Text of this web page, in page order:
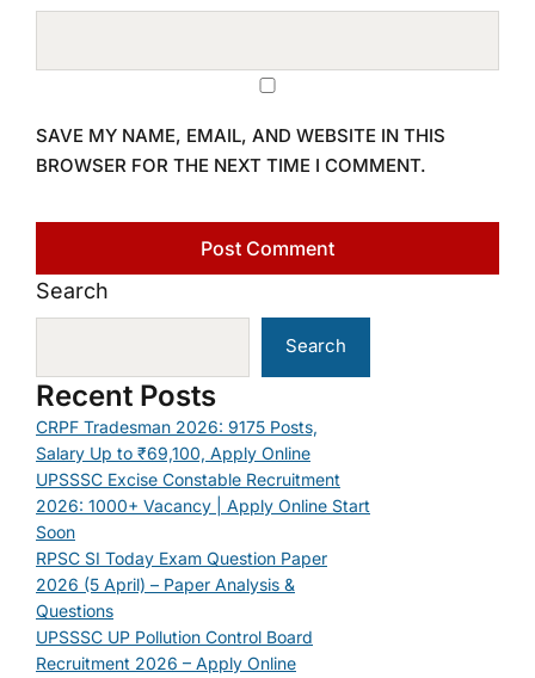
SAVE MY NAME, EMAIL, AND WEBSITE IN THIS
BROWSER FOR THE NEXT TIME I COMMENT.
Search
Search
Recent Posts
CRPF Tradesman 2026: 9175 Posts,
Salary Up to ₹69,100, Apply Online
UPSSSC Excise Constable Recruitment
2026: 1000+ Vacancy | Apply Online Start
Soon
RPSC SI Today Exam Question Paper
2026 (5 April) – Paper Analysis &
Questions
UPSSSC UP Pollution Control Board
Recruitment 2026 – Apply Online